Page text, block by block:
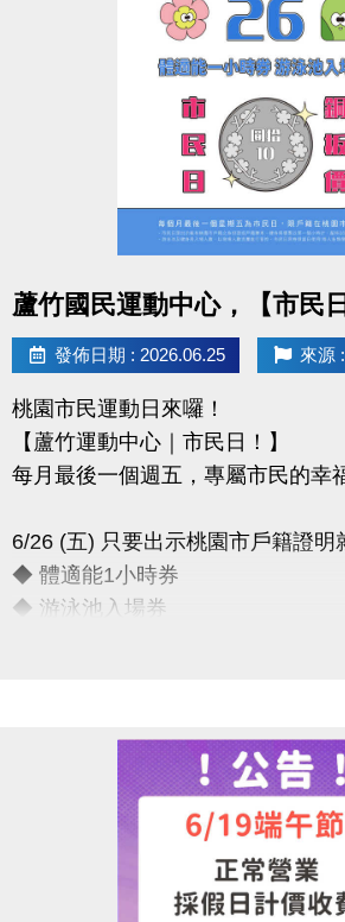
-IG : @luzhusports
蘆竹國民運動中心，【市民
發佈日期 : 2026.06.25 來源
桃園市民運動日來囉！
【蘆竹運動中心｜市民日！】
每月最後一個週五，專屬市民的幸
6/26 (五) 只要出示桃園市戶籍證明
◆ 體適能1小時券
◆ 游泳池入場券
-洽詢專線：03-2639066 #111
-官
https://www.lzsports.com.tw/
-FB : 桃園市蘆竹國民運動中心